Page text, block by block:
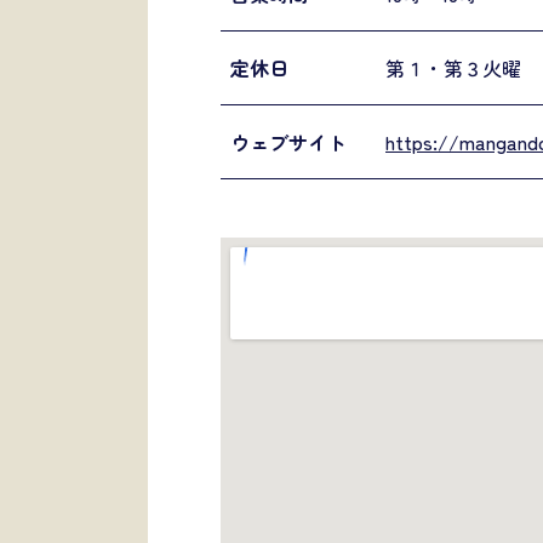
定休日 第１・第３火曜
ウェブサイト https://